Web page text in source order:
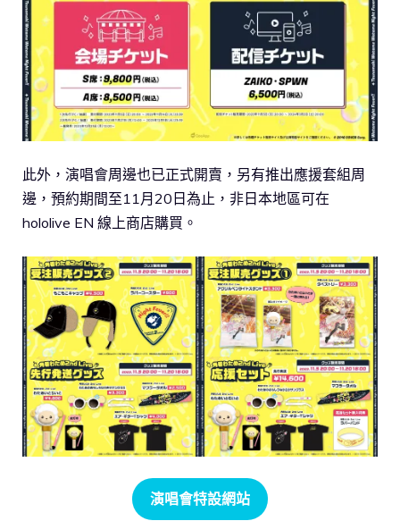
此外，演唱會周邊也已正式開賣，另有推出應援套組周
邊，預約期間至11月20日為止，非日本地區可在
hololive EN 線上商店購買。
演唱會特設網站